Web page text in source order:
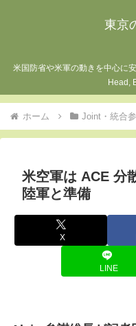
東京
米国防省や米軍の動きを中心に
Head,
ホーム Joint・統合
米空軍は ACE 分
陸軍と準備
X
LINE